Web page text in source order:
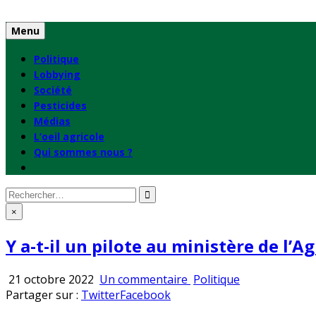
to
content
Menu
Politique
Lobbying
Société
Pesticides
Médias
L’oeil agricole
Qui sommes nous ?
Rechercher
: ×
Y a-t-il un pilote au ministère de
21 octobre 2022 Un commentaire sur
Publié
Politique
Partager sur : TwitterFacebook